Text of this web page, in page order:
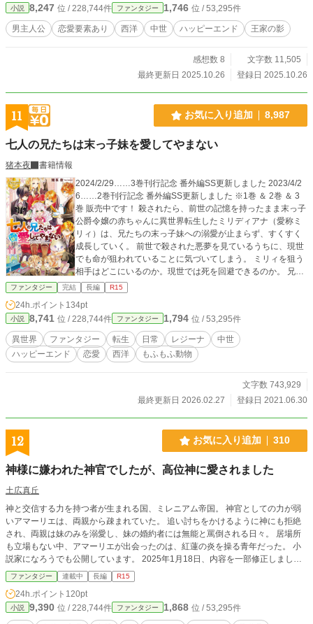
小説 8,247 位 / 228,744件 ファンタジー 1,746 位 / 53,295件
男主人公 恋愛要素あり 西洋 中世 ハッピーエンド 王家の影
感想数 8
文字数 11,505
最終更新日 2025.10.26
登録日 2025.10.26
11 お気に入り追加 8,987
七人の兄たちは末っ子妹を愛してやまない
猪本夜
書籍情報
2024/2/29……3巻刊行記念 番外編SS更新しました 2023/4/2
6……2巻刊行記念 番外編SS更新しました ※1巻 ＆ 2巻 ＆ 3
巻 販売中です！ 殺されたら、前世の記憶を持ったまま末っ子
公爵令嬢の赤ちゃんに異世界転生したミリディアナ（愛称ミ
リィ）は、兄たちの末っ子妹への溺愛が止まらず、すくすく
成長していく。 前世で殺された悪夢を見ているうちに、現世
でも命が狙われていることに気づいてしまう。 ミリィを狙う
相手はどこにいるのか。現世では死を回避できるのか。 兄が
増えたり、誘拐されたり、両親に愛されたり、恋愛したり、
ストーカーしたり、学園に通ったり、求婚されたり、兄の恋
愛に絡んだりしつつ、多種多様な兄たちに甘えながら大人に
なっていくお話。 幼少期から惚れっぽく恋愛に積極的で人と
はズレた恋愛観を持つミリィに兄たちは動揺し、知らぬうち
に恋心の相手を兄たちに潰されているのも気づかず今日もミ
リィはのほほんと兄に甘えるのだ。 今では当たり前のものが
き、ありがとうございました！】 ※書籍化に伴い、現在本編
と続編は全て取り下げとなっておりますので、ご了承くださ
ファンタジー 完結 長編 R15
24h.ポイント 134pt
小説 8,741 位 / 228,744件 ファンタジー 1,794 位 / 53,295件
異世界 ファンタジー 転生 日常 レジーナ
中世
ハッピーエンド
恋愛 西洋 もふもふ動物
文字数 743,929
最終更新日 2026.02.27
登録日 2021.06.30
12 お気に入り追加 310
神様に嫌われた神官でしたが、高位神に愛されました
土広真丘
神と交信する力を持つ者が生まれる国、ミレニアム帝国。 神官としての力が弱
いアマーリエは、両親から疎まれていた。 追い討ちをかけるように神にも拒絶
され、両親は妹のみを溺愛し、妹の婚約者には無能と罵倒される日々。 居場所
も立場もない中、アマーリエが出会ったのは、紅蓮の炎を操る青年だった。 小
説家になろうでも公開しています。 2025年1月18日、内容を一部修正しまし
た。
ファンタジー 連載中 長編 R15
24h.ポイント 120pt
小説 9,390 位 / 228,744件 ファンタジー 1,868 位 / 53,295件